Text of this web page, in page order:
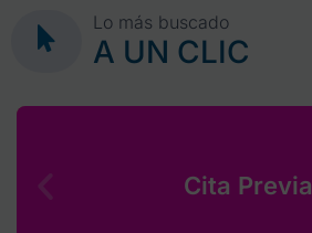
Lo más buscado
A UN CLIC
Cita Previa